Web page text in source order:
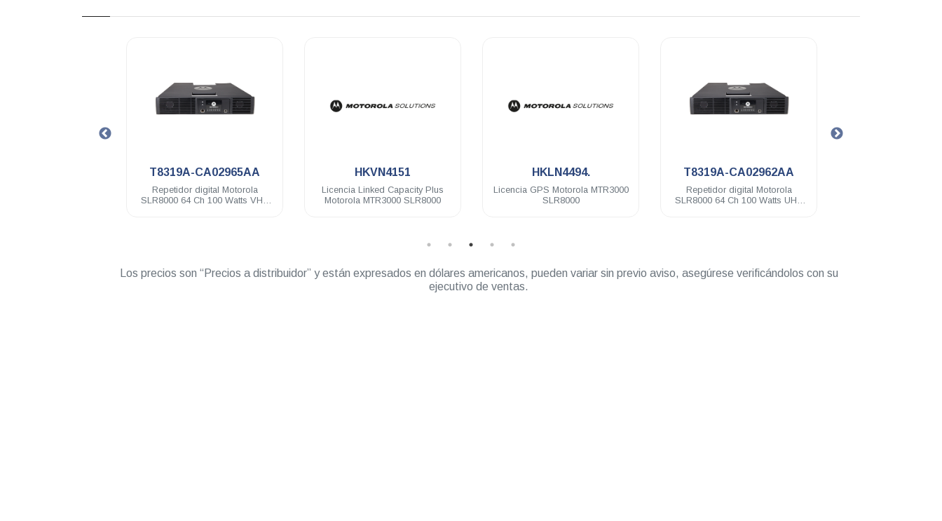
HKVN4151
Licencia Linked Capacity Plus
Motorola MTR3000 SLR8000
HKLN4494.
Licencia GPS Motorola MTR3000
SLR8000
T8319A-CA02962AA
Repetidor digital Motorola
SLR8000 64 Ch 100 Watts UHF
HKLN4476.
Licencia IP SITE CONNECT
Motorola MT3000 SLR8000
Los precios son “Precios a distribuidor” y están expresados en dólares americanos, pueden variar sin previo aviso, asegúrese verificándolos con su
ejecutivo de ventas.